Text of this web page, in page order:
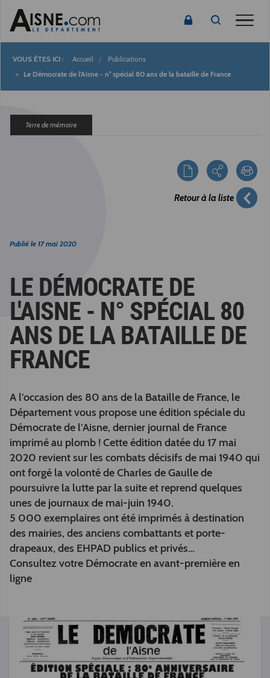
Fil
Accueil
Publications
Le Démocrate de l'Aisne - n° spécial 80 ans de la bataille de France
Terre de mémoire
Retour à la liste
Publié le 17 mai 2020
LE DÉMOCRATE DE
L'AISNE - N° SPÉCIAL 80
ANS DE LA BATAILLE DE
FRANCE
A l’occasion des 80 ans de la Bataille de France, le
Département vous propose une édition spéciale du
Démocrate de l’Aisne, dernier journal de France
imprimé au plomb ! Cette édition datée du 17 mai
2020 revient sur les combats décisifs de mai 1940 qui
ont forgé la volonté de Charles de Gaulle de
poursuivre la lutte par la suite et reprend quelques
unes de journaux de mai-juin 1940.
5 000 exemplaires ont été imprimés à destination
des mairies, des anciens combattants et porte-
drapeaux, des EHPAD publics et privés…
Consultez votre Démocrate en avant-première en
ligne